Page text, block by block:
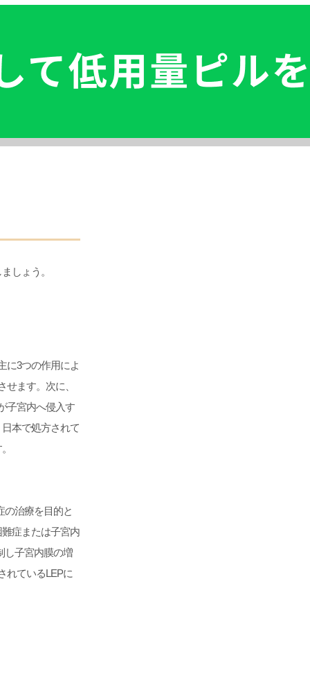
しょう。
に3つの作用によ
ます。次に、
子宮内へ侵入す
本で処方されて
の治療を目的と
症または子宮内
し子宮内膜の増
れているLEPに